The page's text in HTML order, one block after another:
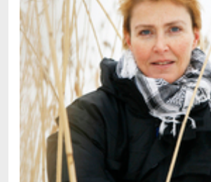
Abedi, Isabel
Abele, Inga
Abgarjan, Narine
Abish, Walter
Aboulela, Leila
Abrahams, Peter (f. 1919)
Abrahams, Peter (f. 1947)
Abrahamson, Emmy
Abse, Dannie
Abu-Jaber, Diana
Abulhawa, Susan
Aburas, Lone
Achebe, Chinua